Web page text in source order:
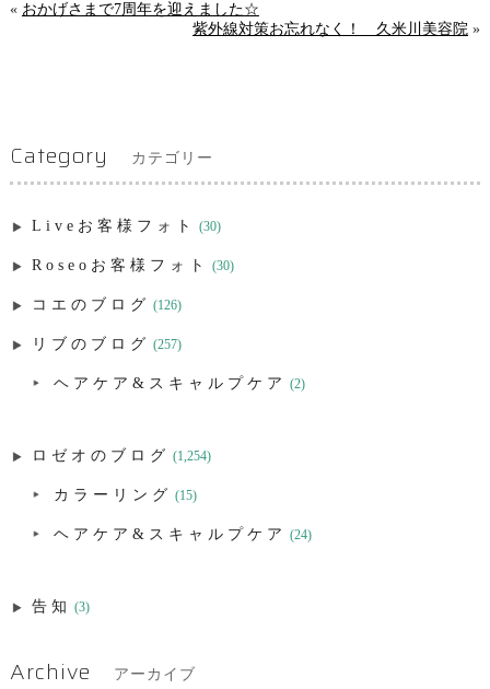
« おかげさまで7周年を迎えました☆
紫外線対策お忘れなく！ 久米川美容院 »
Category カテゴリー
Liveお客様フォト (30)
Roseoお客様フォト (30)
コエのブログ (126)
リブのブログ (257)
ヘアケア&スキャルプケア (2)
ロゼオのブログ (1,254)
カラーリング (15)
ヘアケア&スキャルプケア (24)
告知 (3)
Archive アーカイブ